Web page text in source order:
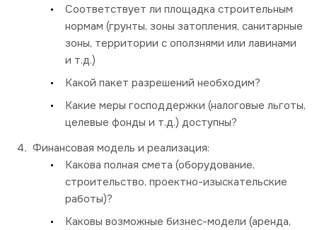
Соответствует ли площадка строительным
нормам (грунты, зоны затопления, санитарные
зоны, территории с оползнями или лавинами
и т.д.)
Какой пакет разрешений необходим?
Какие меры господдержки (налоговые льготы,
целевые фонды и т.д.) доступны?
Финансовая модель и реализация:
Какова полная смета (оборудование,
строительство, проектно-изыскательские
работы)?
Каковы возможные бизнес-модели (аренда,